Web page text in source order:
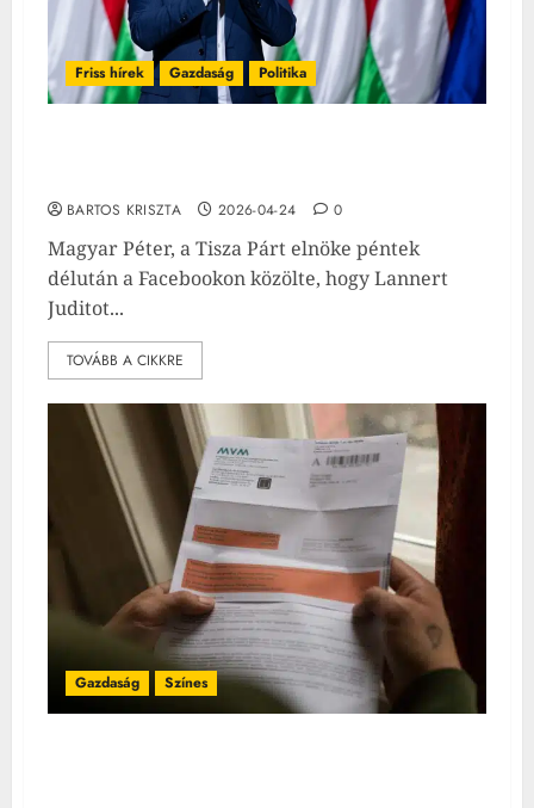
Friss hírek Gazdaság Politika
BARTOS KRISZTA 2026-04-24 0
Magyar Péter, a Tisza Párt elnöke péntek
délután a Facebookon közölte, hogy Lannert
Juditot...
TOVÁBB A CIKKRE
Gazdaság Színes